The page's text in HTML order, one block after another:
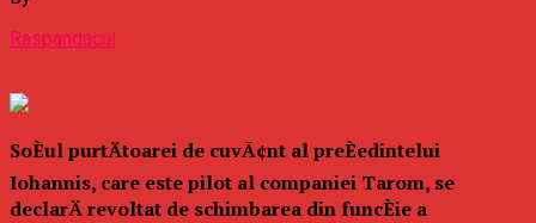
Raspandacul
SoÈul purtÄtoarei de cuvÃ¢nt al preÈedintelui
Iohannis, care este pilot al companiei Tarom, se
declarÄ revoltat de schimbarea din funcÈie a